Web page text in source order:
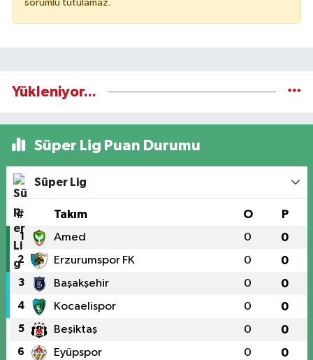
sorumlu tutulamaz.
Yükleniyor...
Süper Lig Puan Durumu
Süper Lig
# Takım O P
1 Amed 0 0
2 Erzurumspor FK 0 0
3 Başakşehir 0 0
4 Kocaelispor 0 0
5 Beşiktaş 0 0
6 Eyüpspor 0 0